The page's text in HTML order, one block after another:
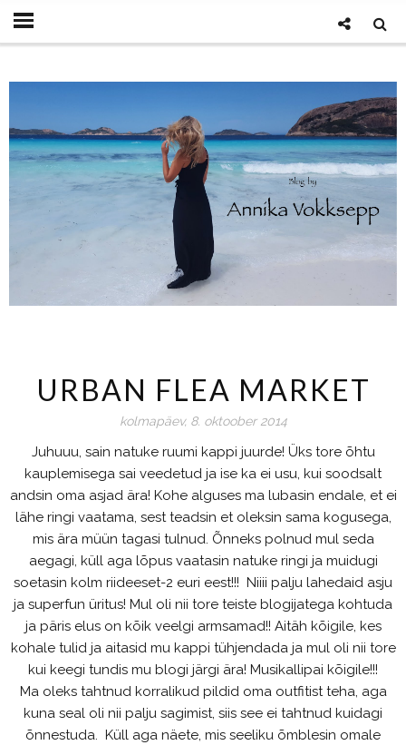
URBAN FLEA MARKET
kolmapäev, 8. oktoober 2014
Juhuuu, sain natuke ruumi kappi juurde! Üks tore õhtu
kauplemisega sai veedetud ja ise ka ei usu, kui soodsalt
andsin oma asjad ära! Kohe alguses ma lubasin endale, et ei
lähe ringi vaatama, sest teadsin et oleksin sama kogusega,
mis ära müün tagasi tulnud. Õnneks polnud mul seda
aegagi, küll aga lõpus vaatasin natuke ringi ja muidugi
soetasin kolm riideeset-2 euri eest!!! Niiii palju lahedaid asju
ja superfun üritus! Mul oli nii tore teiste blogijatega kohtuda
ja päris elus on kõik veelgi armsamad!! Aitäh kõigile, kes
kohale tulid ja aitasid mu kappi tühjendada ja mul oli nii tore
kui keegi tundis mu blogi järgi ära! Musikallipai kõigile!!!
Ma oleks tahtnud korralikud pildid oma outfitist teha, aga
kuna seal oli nii palju sagimist, siis see ei tahtnud kuidagi
õnnestuda. Küll aga näete, mis seeliku õmblesin omale